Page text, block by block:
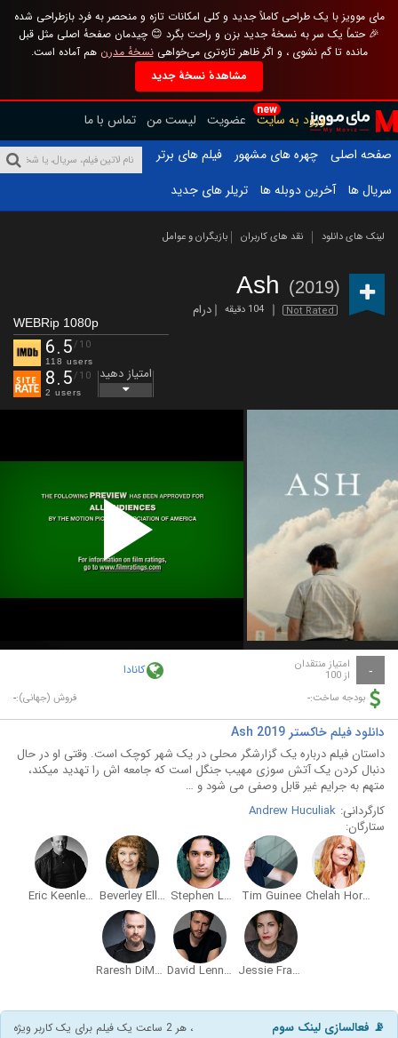
مای موویز با یک طراحی کاملاً جدید و کلی امکانات تازه و منحصر به فرد بازطراحی شده
🎉 حتماً یک سر به نسخهٔ جدید بزن و راحت بگرد 😊 چیدمان صفحهٔ اصلی مثل قبل
مانده تا گم نشوی ، و اگر ظاهر تازه‌تری می‌خواهینسخهٔ مدرن هم آماده است.
مشاهدهٔ نسخهٔ جدید
new
ورود به سایت عضویت لیست من تماس با ما
صفحه اصلی
چهره های مشهور
فیلم های برتر
سریال ها
آخرین دوبله ها تریلر های جدید
لینک های دانلود نقد های کاربران بازیگران و عوامل
Ash (2019)
Not Rated 104 دقیقه درام
WEBRip 1080p
6.5/10
118 users
8.5/10
2 users
امتیاز دهید
Play
Video
- امتیاز منتقدان
از 100 کانادا
بودجه ساخت:- فروش (جهانی):-
دانلود فیلم خاکستر Ash 2019
داستان فیلم درباره یک گزارشگر محلی در یک شهر کوچک است. وقتی او در حال
دنبال کردن یک آتش سوزی مهیب جنگل است که جامعه اش را تهدید میکند،
متهم به جرایم غیر قابل وصفی می شود و …
کارگردانی: Andrew Huculiak
ستارگان:
Chelah Horsdal
Tim Guinee
Stephen Lobo
Beverley Elliott
Eric Keenleyside
Jessie Fraser
David Lennon
Raresh DiMofte
📡 فعالسازی لینک سوم ، هر 2 ساعت یک فیلم برای یک کاربر ویژه